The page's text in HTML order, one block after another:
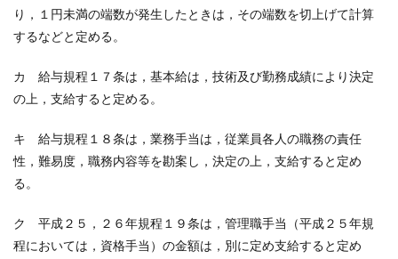
り，１円未満の端数が発生したときは，その端数を切上げて計算
するなどと定める。
カ 給与規程１７条は，基本給は，技術及び勤務成績により決定
の上，支給すると定める。
キ 給与規程１８条は，業務手当は，従業員各人の職務の責任
性，難易度，職務内容等を勘案し，決定の上，支給すると定め
る。
ク 平成２５，２６年規程１９条は，管理職手当（平成２５年規
程においては，資格手当）の金額は，別に定め支給すると定め